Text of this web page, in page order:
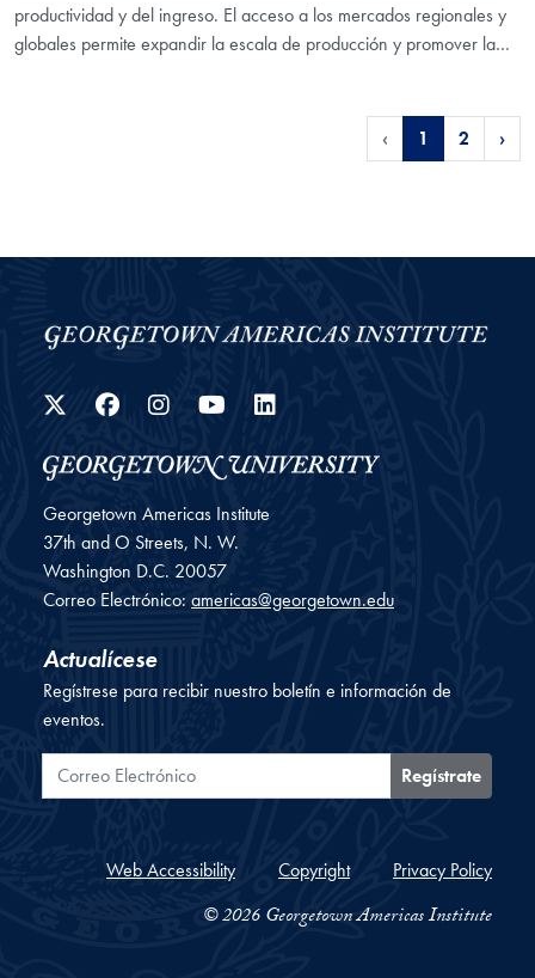
productividad y del ingreso. El acceso a los mercados regionales y
globales permite expandir la escala de producción y promover la…
‹ 1 2 ›
Twitter
Facebook
Instagram
YouTube
LinkedIn
Georgetown Americas Institute
37th and O Streets, N. W.
Washington D.C. 20057
Correo Electrónico: americas@georgetown.edu
Actualícese
Regístrese para recibir nuestro boletín e información de
eventos.
Correo Electrónico
Regístrate
Web Accessibility Copyright Privacy Policy
© 2026 Georgetown Americas Institute